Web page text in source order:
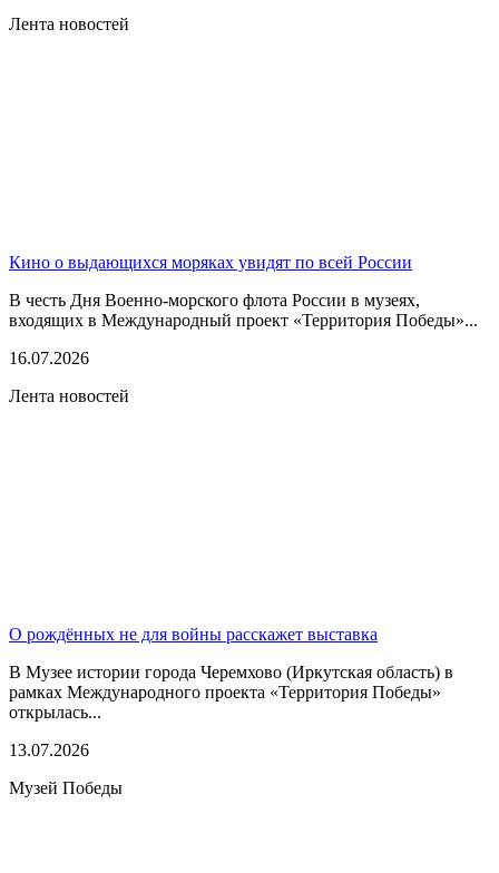
Лента новостей
Кино о выдающихся моряках увидят по всей России
В честь Дня Военно-морского флота России в музеях,
входящих в Международный проект «Территория Победы»...
16.07.2026
Лента новостей
О рождённых не для войны расскажет выставка
В Музее истории города Черемхово (Иркутская область) в
рамках Международного проекта «Территория Победы»
открылась...
13.07.2026
Музей Победы